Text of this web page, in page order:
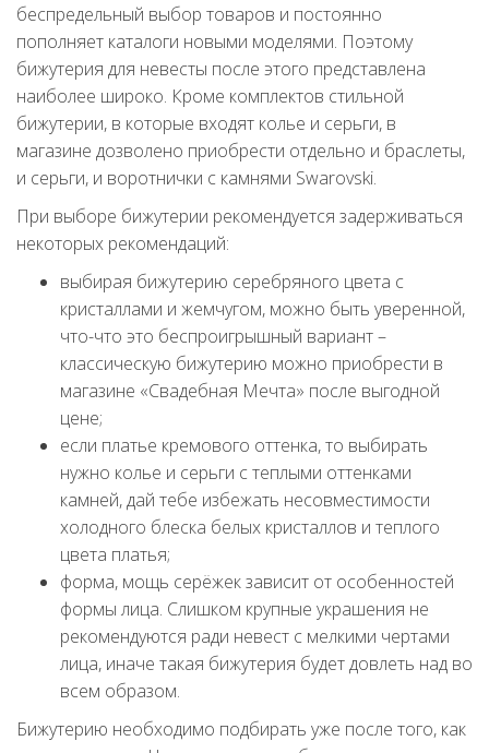
беспредельный выбор товаров и постоянно
пополняет каталоги новыми моделями. Поэтому
бижутерия для невесты после этого представлена
наиболее широко. Кроме комплектов стильной
бижутерии, в которые входят колье и серьги, в
магазине дозволено приобрести отдельно и браслеты,
и серьги, и воротнички с камнями Swarovski.
При выборе бижутерии рекомендуется задерживаться
некоторых рекомендаций:
выбирая бижутерию серебряного цвета с
кристаллами и жемчугом, можно быть уверенной,
что-что это беспроигрышный вариант –
классическую бижутерию можно приобрести в
магазине «Свадебная Мечта» после выгодной
цене;
если платье кремового оттенка, то выбирать
нужно колье и серьги с теплыми оттенками
камней, дай тебе избежать несовместимости
холодного блеска белых кристаллов и теплого
цвета платья;
форма, мощь серёжек зависит от особенностей
формы лица. Слишком крупные украшения не
рекомендуются ради невест с мелкими чертами
лица, иначе такая бижутерия будет довлеть над во
всем образом.
Бижутерию необходимо подбирать уже после того, как